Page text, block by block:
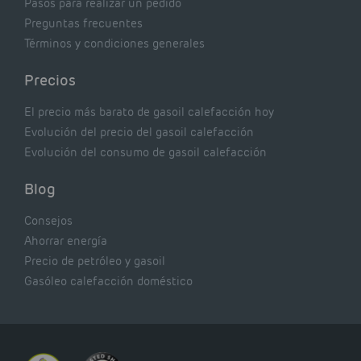
Preguntas frecuentes
Términos y condiciones generales
Precios
El precio más barato de gasoil calefacción hoy
Evolución del precio del gasoil calefacción
Evolución del consumo de gasoil calefacción
Blog
Consejos
Ahorrar energía
Precio de petróleo y gasoil
Gasóleo calefacción doméstico